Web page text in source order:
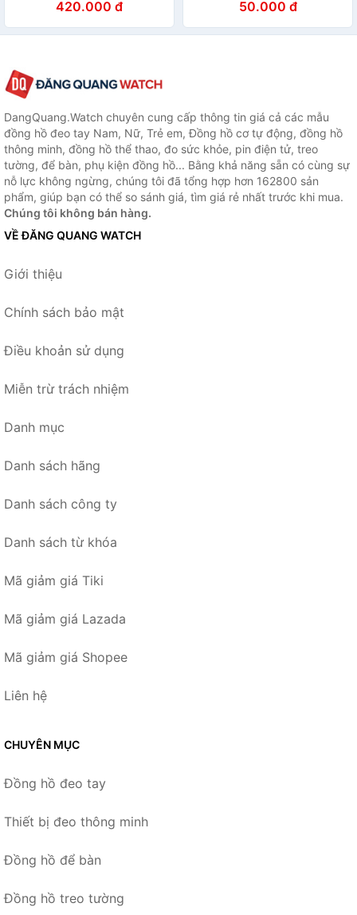
420.000 đ 50.000 đ
DangQuang.Watch chuyên cung cấp thông tin giá cả các mẫu
đồng hồ đeo tay Nam, Nữ, Trẻ em, Đồng hồ cơ tự động, đồng hồ
thông minh, đồng hồ thể thao, đo sức khỏe, pin điện tử, treo
tường, để bàn, phụ kiện đồng hồ... Bằng khả năng sẵn có cùng sự
nỗ lực không ngừng, chúng tôi đã tổng hợp hơn 162800 sản
phẩm, giúp bạn có thể so sánh giá, tìm giá rẻ nhất trước khi mua.
Chúng tôi không bán hàng.
VỀ ĐĂNG QUANG WATCH
Giới thiệu
Chính sách bảo mật
Điều khoản sử dụng
Miễn trừ trách nhiệm
Danh mục
Danh sách hãng
Danh sách công ty
Danh sách từ khóa
Mã giảm giá Tiki
Mã giảm giá Lazada
Mã giảm giá Shopee
Liên hệ
CHUYÊN MỤC
Đồng hồ đeo tay
Thiết bị đeo thông minh
Đồng hồ để bàn
Đồng hồ treo tường